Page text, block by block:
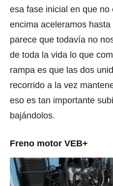
esa fase inicial en que
encima aceleramos
parece que todavía no
de toda la vida lo que
rampa es que las dos
recorrido a la vez
eso es tan importante
bajándolos.
Freno motor VEB­+